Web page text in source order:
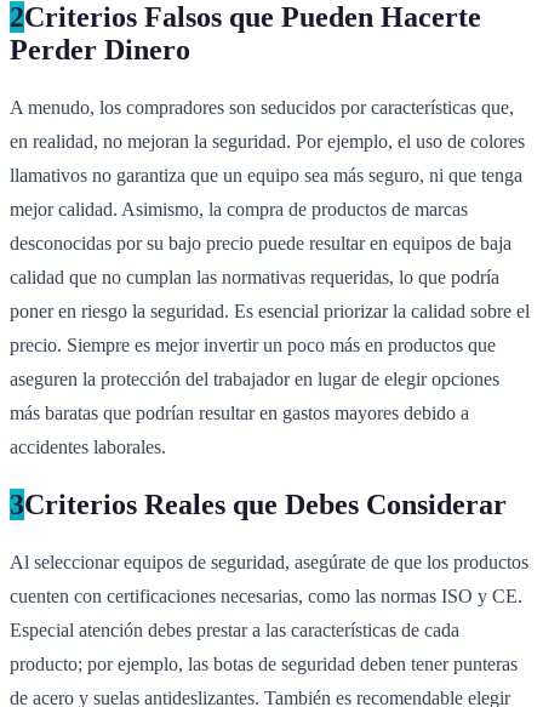
2Criterios Falsos que Pueden Hacerte
Perder Dinero
A menudo, los compradores son seducidos por características que,
en realidad, no mejoran la seguridad. Por ejemplo, el uso de colores
llamativos no garantiza que un equipo sea más seguro, ni que tenga
mejor calidad. Asimismo, la compra de productos de marcas
desconocidas por su bajo precio puede resultar en equipos de baja
calidad que no cumplan las normativas requeridas, lo que podría
poner en riesgo la seguridad. Es esencial priorizar la calidad sobre el
precio. Siempre es mejor invertir un poco más en productos que
aseguren la protección del trabajador en lugar de elegir opciones
más baratas que podrían resultar en gastos mayores debido a
accidentes laborales.
3Criterios Reales que Debes Considerar
Al seleccionar equipos de seguridad, asegúrate de que los productos
cuenten con certificaciones necesarias, como las normas ISO y CE.
Especial atención debes prestar a las características de cada
producto; por ejemplo, las botas de seguridad deben tener punteras
de acero y suelas antideslizantes. También es recomendable elegir